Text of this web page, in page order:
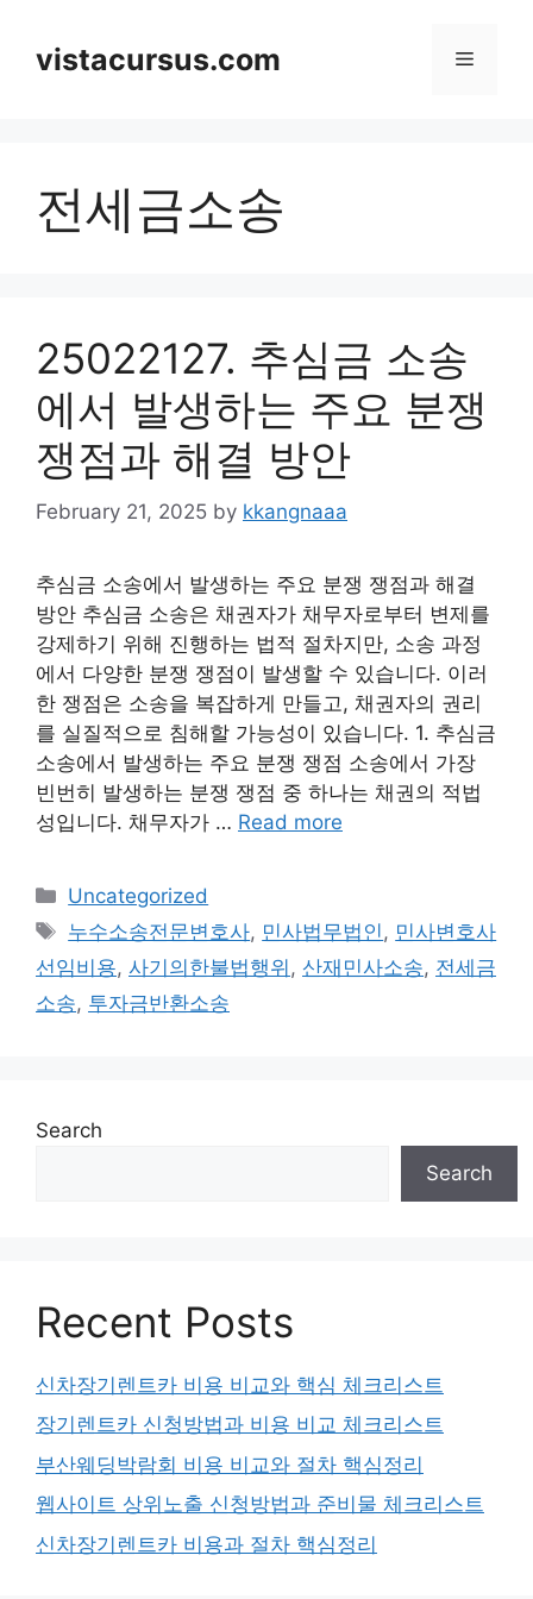
contentvistacursus.com Menu
전세금소송
25022127. 추심금 소송
에서 발생하는 주요 분쟁
쟁점과 해결 방안
February 21, 2025 by kkangnaaa
추심금 소송에서 발생하는 주요 분쟁 쟁점과 해결
방안 추심금 소송은 채권자가 채무자로부터 변제를
강제하기 위해 진행하는 법적 절차지만, 소송 과정
에서 다양한 분쟁 쟁점이 발생할 수 있습니다. 이러
한 쟁점은 소송을 복잡하게 만들고, 채권자의 권리
를 실질적으로 침해할 가능성이 있습니다. 1. 추심금
소송에서 발생하는 주요 분쟁 쟁점 소송에서 가장
빈번히 발생하는 분쟁 쟁점 중 하나는 채권의 적법
성입니다. 채무자가 … Read more
Categories
Uncategorized
Tags
누수소송전문변호사, 민사법무법인 , 민사변호사
선임비용, 사기의한불법행위 , 산재민사소송, 전세금
소송, 투자금반환소송
Search
Search
Recent Posts
신차장기렌트카 비용 비교와 핵심 체크리스트
장기렌트카 신청방법과 비용 비교 체크리스트
부산웨딩박람회 비용 비교와 절차 핵심정리
웹사이트 상위노출 신청방법과 준비물 체크리스트
신차장기렌트카 비용과 절차 핵심정리